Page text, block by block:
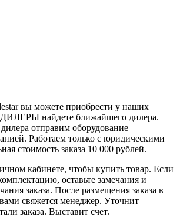
вы можете приобрести у наших
ДИЛЕРЫ найдете ближайшего дилера.
отправим оборудование
Работаем только с юридическими
стоимость заказа 10 000 рублей.
кабинете, чтобы купить товар. Если
оставьте замечания и
заказа. После размещения заказа в
свяжется менеджер. Уточнит
заказа. Выставит счет.